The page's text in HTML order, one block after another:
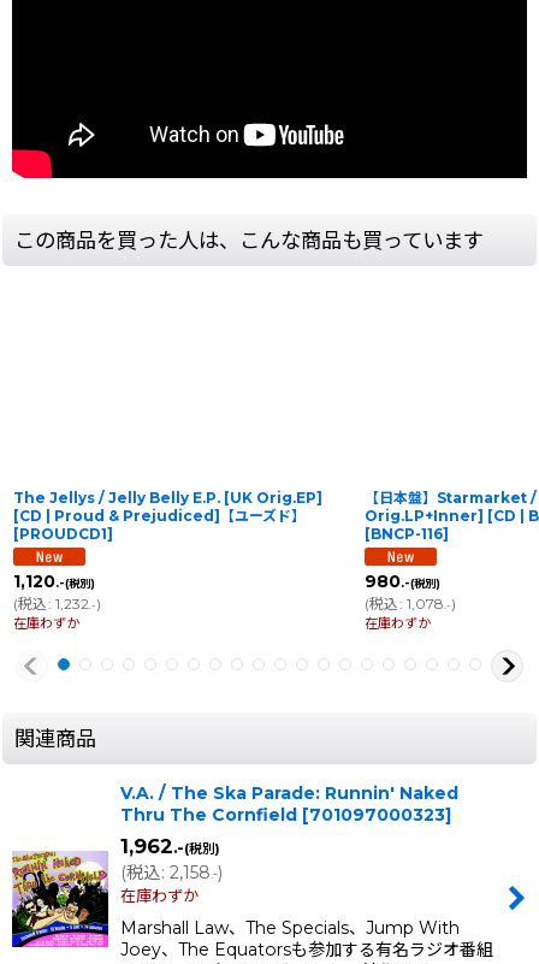
この商品を買った人は、こんな商品も買っています
The Jellys / Jelly Belly E.P. [UK Orig.EP]
[CD | Proud & Prejudiced]【ユーズド】
[PROUDCD1]
1,120.-(税別)
(税込: 1,232 .-)
在庫わずか
【日本盤】
Orig.LP+Inner] [CD |
[BNCP-116]
980.-(税別)
(税込: 1,078 .-)
在庫わずか
関連商品
V.A. / The Ska Parade: Runnin' Naked
Thru The Cornfield [701097000323]
1,962.-(税別)
(税込: 2,158.-)
在庫わずか
Marshall Law、The Specials、Jump With
Joey、The Equatorsも参加する有名ラジオ番組